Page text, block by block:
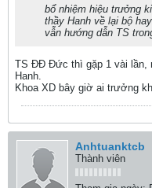
bổ nhiệm hiệu trưởng
thầy Hanh về lại bộ
vẫn hướng dẫn TS
TS ĐĐ Đức thì gặp 1 vài lần,
Hanh.
Khoa XD bây giờ ai trưởng
Anhtuanktcb
Thành viên